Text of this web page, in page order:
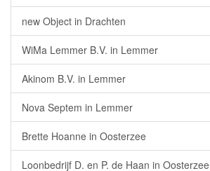
new Object in Drachten
WiMa Lemmer B.V. in Lemmer
Akinom B.V. in Lemmer
Nova Septem in Lemmer
Brette Hoanne in Oosterzee
Loonbedrijf D. en P. de Haan in Oosterzee